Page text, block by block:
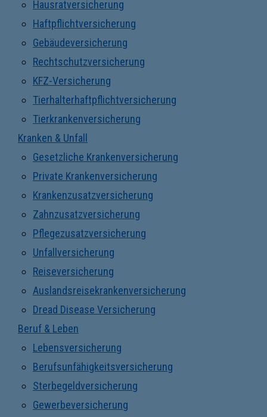
Hausratversicherung
Haftpflichtversicherung
Gebäudeversicherung
Rechtschutzversicherung
KFZ-Versicherung
Tierhalterhaftpflichtversicherung
Tierkrankenversicherung
Kranken & Unfall
Gesetzliche Krankenversicherung
Private Krankenversicherung
Krankenzusatzversicherung
Zahnzusatzversicherung
Pflegezusatzversicherung
Unfallversicherung
Reiseversicherung
Auslandsreisekrankenversicherung
Dread Disease Versicherung
Beruf & Leben
Lebensversicherung
Berufsunfähigkeitsversicherung
Sterbegeldversicherung
Gewerbeversicherung